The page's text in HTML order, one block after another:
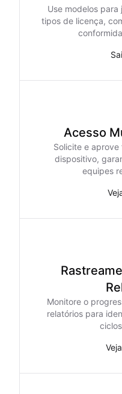
Use modelos
tipos de licença,
Acesso
Solicite e
dispositivo,
equipes
Monitore o
relatórios para